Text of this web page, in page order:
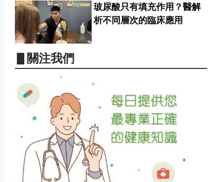
玻尿酸只有填充作用？醫解
析不同層次的臨床應用
▋關注我們